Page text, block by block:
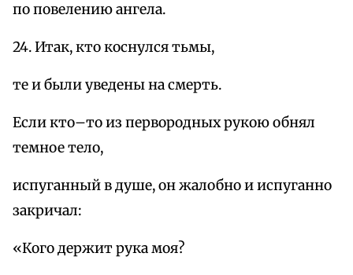
по повелению ангела.
24. Итак, кто коснулся тьмы,
те и были уведены на смерть.
Если кто–то из первородных рукою обнял
темное тело,
испуганный в душе, он жалобно и испуганно
закричал:
«Кого держит рука моя?